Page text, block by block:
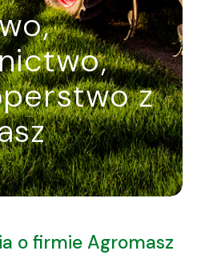
z
o firmie Agromasz